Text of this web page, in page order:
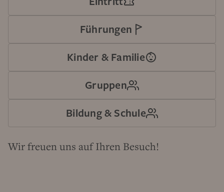
Führungen
Kinder & Familie
Gruppen
Bildung & Schule
Wir freuen uns auf Ihren Besuch!